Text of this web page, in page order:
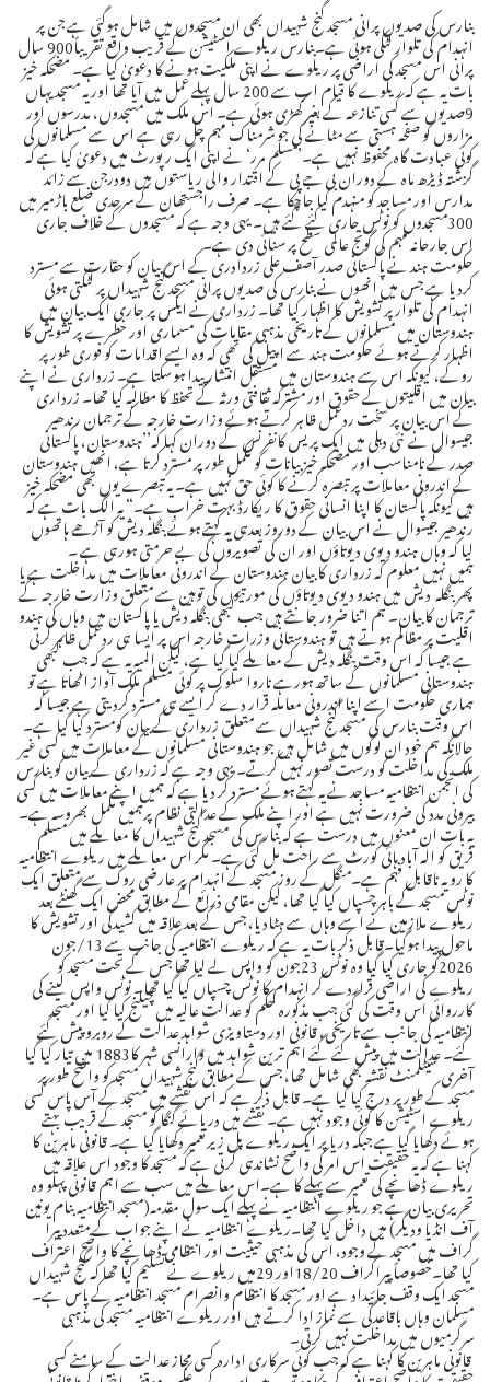
بنارس کی صدیوں پرانی مسجد گنج شہیداں بھی ان مسجدوں میں شامل ہوگئی ہے جن پر
انہدام کی تلوار لٹکی ہوئی ہے۔بنارس ریلوے اسٹیشن کے قریب واقع تقریباً900 سال
پرانی اس مسجد کی اراضی پر ریلوے نے اپنی ملکیت ہونے کا دعویٰ کیا ہے۔ مضحکہ خیز
بات یہ ہے کہ ریلوے کا قیام اب سے 200 سال پہلے عمل میں آیا تھا اور یہ مسجد یہاں
9صدیوں سے کسی تنازعہ کے بغیر کھڑی ہوئی ہے۔ اس ملک میں مسجدوں، مدرسوں اور
مزاروں کو صفحہ ہستی سے مٹانے کی جو شرمناک مہم چل رہی ہے اس سے مسلمانوں کی
کوئی عبادت گاہ محفوظ نہیں ہے۔’مسلم مرر‘ نے اپنی ایک رپورٹ میں دعویٰ کیا ہے کہ
گزشتہ ڈیڑھ ماہ کے دوران بی جے پی کے اقتدار والی ریاستوں میں دودرجن سے زائد
مدارس اور مساجد کو منہدم کیا جاچکا ہے۔ صرف راجستھان کے سرحدی ضلع باڑمیر میں
300مسجدوں کو نوٹس جاری کئے گئے ہیں۔ یہی وجہ ہے کہ مسجدوں کے خلاف جاری
اس جارحانہ مہم کی گونج عالمی سطح پر سنائی دی ہے۔
حکومت ہند نے پاکستانی صدر آصف علی زردادری کے اس بیان کو حقارت سے مسترد
کردیا ہے جس میں انھوں نے بنارس کی صدیوں پرانی مسجد گنج شہیداں پر لٹکتی ہوئی
انہدام کی تلوار پر تشویش کا اظہار کیا تھا۔ زرداری نے ایکس پر جاری ایک بیان میں
ہندوستان میں مسلمانوں کے تاریخی مذہبی مقامات کی مسماری اور خطرے پر تشویش کا
اظہار کرتے ہوئے حکومت ہند سے اپیل کی تھی کہ وہ ایسے اقدامات کو فوری طورپر
روکے، کیونکہ اس سے ہندوستان میں مستقل انتشار پیدا ہوسکتا ہے۔ زرداری نے اپنے
بیان میں اقلیتوں کے حقوق اور مشترکہ ثقافتی ورثہ کے تحفظ کا مطالبہ کیا تھا۔ زرداری
کے اس بیان پر سخت ردعمل ظاہر کرتے ہوئے وزارت خارجہ کے ترجمان رندھیر
جیسوال نے نئی دہلی میں ایک پریس کانفرنس کے دوران کہا کہ’’ہندوستان، پاکستانی
صدر کے نامناسب اور مضحکہ خیز بیانات کو مکمل طورپر مسترد کرتا ہے، انھیں ہندوستان
کے اندرونی معاملات پر تبصرہ کرنے کا کوئی حق نہیں ہے۔ یہ تبصرے یوں بھی مضحکہ خیز
ہیں کیونکہ پاکستان کا اپنا انسانی حقوق کا ریکارڈ بہت خراب ہے۔“ یہ الگ بات ہے کہ
رندھیر جیسوال نے اس بیان کے دوروز بعدہی یہ کہتے ہوئے بنگلہ دیش کو آڑھے ہاتھوں
لیا کہ وہاں ہندو دیوی دیوتاؤں اور ان کی تصویروں کی بے حرمتی ہورہی ہے ۔
ہمیں نہیں معلوم کہ زرداری کا بیان ہندوستان کے اندرونی معاملات میں مداخلت ہے یا
پھر بنگلہ دیش میں ہندو دیوی دیوتاؤں کی مورتیوں کی توہین سے متعلق وزارت خارجہ کے
ترجمان کا بیان۔ ہم اتنا ضرور جانتے ہیں جب کبھی بنگلہ دیش یا پاکستان میں وہاں کی ہندو
اقلیت پر مظالم ہوتے ہیں تو ہندوستانی وزرات خارجہ اس پر ایسا ہی ردعمل ظاہر کرتی
ہے جیسا کہ اس وقت بنگلہ دیش کے معاملے کیا گیا ہے، لیکن المیہ یہ ہے کہ جب کبھی
ہندوستانی مسلمانوں کے ساتھ ہورہے ناروا سلوک پر کوئی مسلم ملک آواز اٹھاتا ہے تو
ہماری حکومت اسے اپنا اندرونی معاملہ قرار دے کر ایسے ہی مسترد کردیتی ہے جیسا کہ
اس وقت بنارس کی مسجد گنج شہیداں سے متعلق زرداری کے بیان کومسترد کیا گیا ہے۔
حالانکہ ہم خود ان لوگوں میں شامل ہیں جو ہندوستانی مسلمانوں کے معاملات میں کسی غیر
ملک کی مداخلت کو درست تصور نہیں کرتے۔ یہی وجہ ہے کہ زرداری کے بیان کو بنارس
کی انجمن انتظامیہ مساجد نے یہ کہتے ہوئے مسترد کر دیا ہے کہ ہمیں اپنے معاملات میں کسی
بیرونی مدد کی ضرورت نہیں ہے اور اپنے ملک کے عدالتی نظام پرہمیں مکمل بھروسہ ہے۔
یہ بات ان معنوں میں درست ہے کہ بنارس کی مسجد گنج شہیداں کا معاملے میں مسلم
فریق کو الہ آباد ہائی کورٹ سے راحت مل گئی ہے۔ مگر اس معاملے میں ریلوے انتظامیہ
کا رویہ ناقابل فہم ہے۔منگل کے روز مسجد کے انہدام پر عارضی روک سے متعلق ایک
نوٹس مسجد کے باہر چسپاں کیا گیا تھا، لیکن مقامی ذرائع کے مطابق محض ایک گھنٹے بعد
ریلوے ملازمین نے اسے وہاں سے ہٹادیا، جس کے بعد علاقہ میں کشیدگی اور تشویش کا
ماحول پیدا ہوگیا۔قابل ذکر بات یہ ہے کہ ریلوے انتظامیہ کی جانب سے 13/جون
2026کو جاری کیا گیا وہ نوٹس 23جون کو واپس لے لیا تھا جس کے تحت مسجد کو
ریلوے کی اراضی قراردے کر انہدام کا نوٹس چسپاں کیا گیا تھا۔ نوٹس واپس لینے کی
کارروائی اس وقت کی گئی جب مذکورہ حکم کو عدالت عالیہ میں چیلنج کیا گیا اور مسجد
انتظامیہ کی جانب سے تاریخی، قانونی اور دستاویزی شواہد عدالت کے روبرو پیش کئے
گئے۔ عدالت میں پیش کئے گئے اہم ترین شواہد میں وارانسی شہر کا1883 میں تیار کیا گیا
آخری سیٹلمنٹ نقشہ بھی شامل تھا، جس کے مطابق گنج شہیداں مسجد کو واضح طورپر
مسجد کے طورپر درج کیا گیا ہے۔ قابل ذکر ہے کہ اس نقشے میں مسجد کے آس پاس کسی
ریلوے اسٹیشن کا کوئی وجود نہیں ہے۔ نقشے میں دریائے گنگا کو مسجد کے قریب بہتے
ہوئے دکھایا گیا ہے جبکہ دریا پر ایک ریلوے پل زیرتعمیر دکھایا گیا ہے۔ قانونی ماہرین کا
کہنا ہے کہ یہ حقیقت اس امر کی واضح نشاندہی کرتی ہے کہ مسجد کا وجود اس علاقہ میں
ریلوے ڈھانچے کی تعمیر سے پہلے کا ہے۔اس معاملے میں سب سے اہم قانونی پہلو وہ
تحریری بیان ہے جو ریلوے انتظامیہ نے پہلے ایک سول مقدمہ(مسجد انتظامیہ بنام یونین
آف انڈیا ودیگر) میں داخل کیا تھا۔ریلوے انتظامیہ نے اپنے جواب کے متعدد پیرا
گراف میں مسجد کے وجود، اس کی مذہبی حیثیت اور انتظامی ڈھانچے کا واضح اعتراف
کیا تھا۔خصوصاً پیراگراف 18/20اور 29میں ریلوے نے تسلیم کیا تھا کہ گنج شہیداں
مسجد ایک وقف جائیداد ہے اور مسجد کا انتظام وانصرام مسجد انتظامیہ کے پاس ہے۔
مسلمان وہاں باقاعدگی سے نماز ادا کرتے ہیں اور ریلوے انتظامیہ مسجد کی مذہبی
سرگرمیوں میں مداخلت نہیں کرتی۔
قانونی ماہرین کا کہنا ہے کہ جب کوئی سرکاری ادارہ کسی مجاز عدالت کے سامنے کسی